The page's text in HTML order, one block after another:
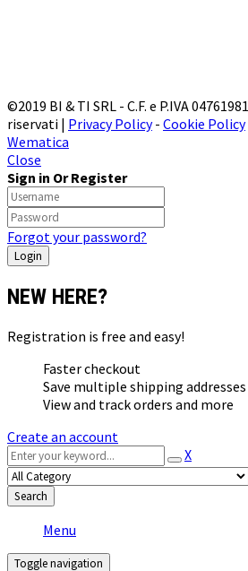
©2019 BI & TI SRL - C.F. e P.IVA
riservati | Privacy Policy- Cookie Policy
Wematica
Close
Sign in Or Register
Forgot your password?
NEW HERE?
Registration is free and easy!
Faster checkout
Save multiple shipping addresses
View and track orders and more
Create an account
X
Search
Menu
Toggle navigation